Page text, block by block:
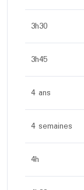
3h30
3h45
4 ans
4 semaines
4h